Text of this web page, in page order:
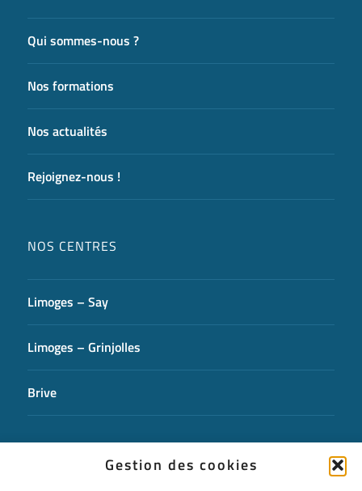
Gestion des cookies
Qui sommes-nous ?
Nos formations
Nos actualités
Rejoignez-nous !
NOS CENTRES
Limoges – Say
Limoges – Grinjolles
Brive
CONTACTEZ-NOUS